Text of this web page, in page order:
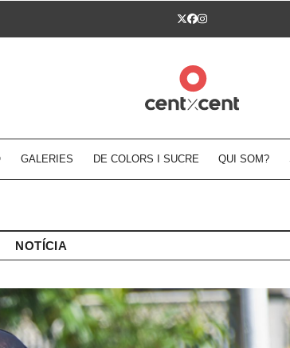
Twitter
Facebook
Instagram
GALERIES DE COLORS I SUCRE QUI SOM?
NOTÍCIA